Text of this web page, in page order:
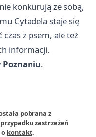
konkurują ze sobą,
Cytadela staje się
z psem, ale też
informacji.
Poznaniu.
pobrana z
zastrzeżeń
o kontakt.